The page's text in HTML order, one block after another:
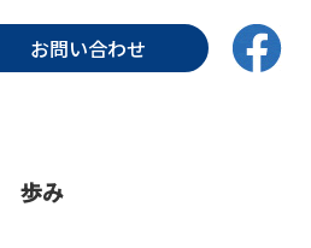
歩み
お問い合わせ